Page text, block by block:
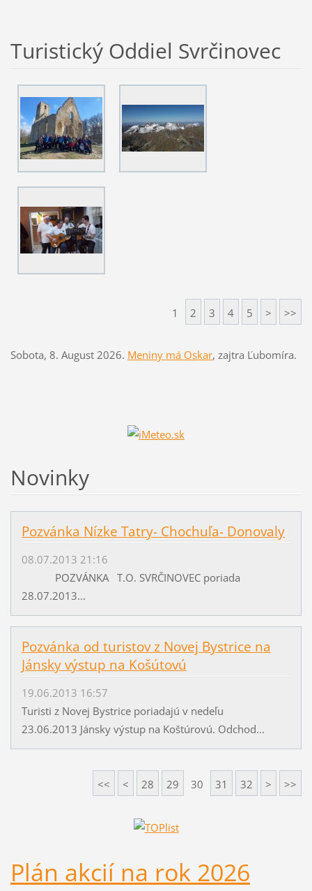
Turistický Oddiel Svrčinovec
1 2 3 4 5 > >>
Sobota, 8. August 2026. Meniny má Oskar, zajtra Ľubomíra.
Novinky
Pozvánka Nízke Tatry- Chochuľa- Donovaly
08.07.2013 21:16
POZVÁNKA T.O. SVRČINOVEC poriada
28.07.2013...
Pozvánka od turistov z Novej Bystrice na
Jánsky výstup na Košútovú
19.06.2013 16:57
Turisti z Novej Bystrice poriadajú v nedeľu
23.06.2013 Jánsky výstup na Koštúrovú. Odchod...
<< < 28 29 30 31 32 > >>
Plán akcií na rok 2026